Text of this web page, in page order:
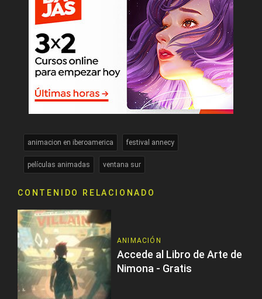
animacion en iberoamerica festival annecy
películas animadas ventana sur
CONTENIDO RELACIONADO
ANIMACIÓN
Accede al Libro de Arte de
Nimona - Gratis